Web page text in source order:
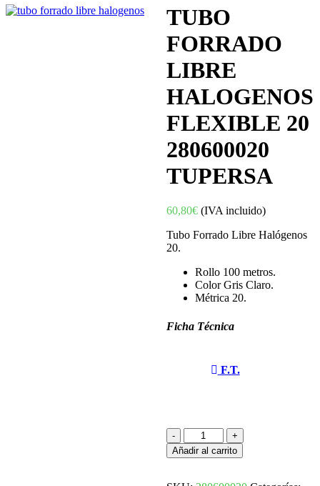
TUBO
FORRADO
LIBRE
HALOGENOS
FLEXIBLE 20
280600020
TUPERSA
60,80€ (IVA incluido)
Tubo Forrado Libre Halógenos
20.
Rollo 100 metros.
Color Gris Claro.
Métrica 20.
Ficha Técnica
F.T.
TUBO
FORRADO
LIBRE
Añadir al carrito